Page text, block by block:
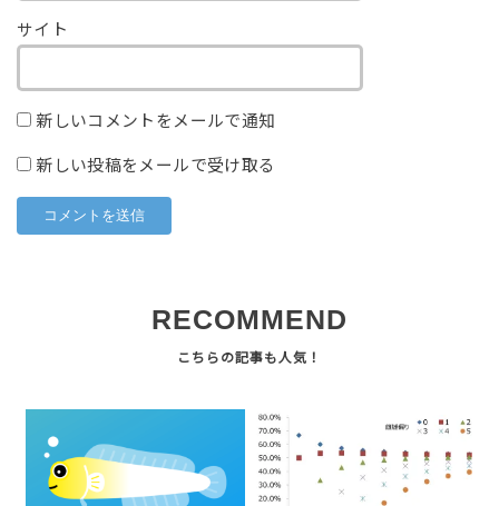
サイト
新しいコメントをメールで通知
新しい投稿をメールで受け取る
RECOMMEND